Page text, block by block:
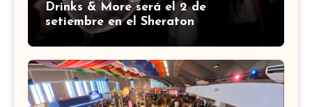
Drinks & More será el 2 de
setiembre en el Sheraton